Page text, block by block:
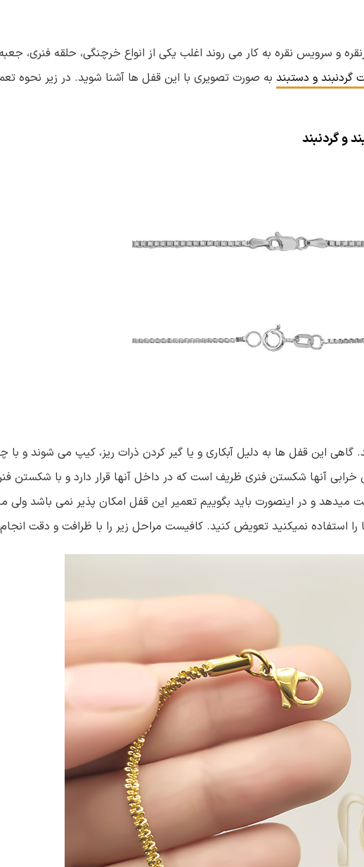
و سرویس نقره به کار می روند اغلب یکی از انواع خرچنگی، حلقه فنری،
به صورت تصویری با این قفل ها آشنا شوید. در زیر نحوه
و گردنبند
این قفل ها به دلیل آبکاری و یا گیر کردن ذرات ریز، کیپ می شوند و با
آنها شکستن فنری ظریف است که در داخل آنها قرار دارد و با شکستن فنر،
و در اینصورت باید بگوییم تعمیر این قفل امکان پذیر نمی باشد ولی
را استفاده نمیکنید تعویض کنید. کافیست مراحل زیر را با ظرافت و دقت